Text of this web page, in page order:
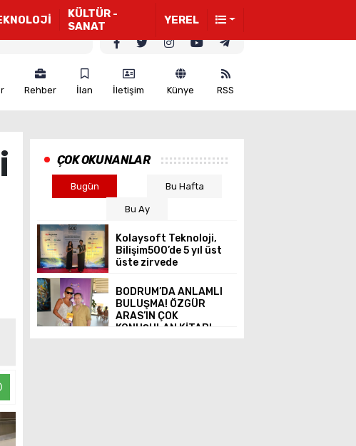
KÜLTÜR -
SANAT
YEREL
Rehber İlan İletişim Künye RSS
ÇOK OKUNANLAR
Bugün Bu Hafta
Bu Ay
Kolaysoft Teknoloji,
Bilişim500’de 5 yıl üst
üste zirvede
BODRUM’DA ANLAMLI
BULUŞMA! ÖZGÜR
ARAS’IN ÇOK
KONUŞULAN KİTABI